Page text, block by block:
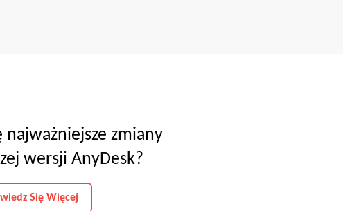
najważniejsze zmiany
wersji AnyDesk?
Się Więcej